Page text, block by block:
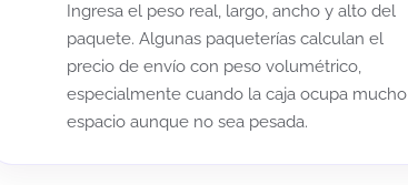
Ingresa el peso real, largo, ancho y alto del
paquete. Algunas paqueterías calculan el
precio de envío con peso volumétrico,
especialmente cuando la caja ocupa mucho
espacio aunque no sea pesada.